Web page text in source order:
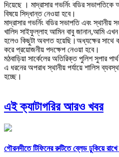
দিয়েছে । মাদ্রাসার গভর্নিং বডির
বিষয়ে সিদ্ধান্ত নেওয়া হবে।
মাদ্রাসার গভর্নিং বডির সভাপতি এবং
খালিদ সাইফুল্লাহ আমিন বাবু জানান,আমি
হলেও কিছুটা অবগত হয়েছি।অধ্যক্ষের সাথে
করে প্রয়োজনীয় পদক্ষেপ নেওয়া হবে।
মঠবাড়িয়া সার্কেলের অতিরিক্ত পুলিশ সুপার
এ ধরনের অপরাধ স্থানীয় পর্যায়ে শালিস
হচ্ছে।
এই ক্যাটাগরির আরও খবর
গৌরনদীতে টিফিনের রুটিতে ব্লেড ঢুকিয়ে রাখে